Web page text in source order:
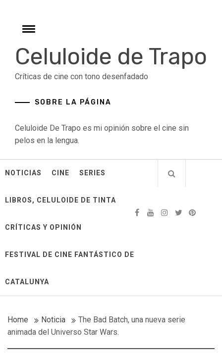
contentToggle
Celuloide de Trapo
Críticas de cine con tono desenfadado
SOBRE LA PÁGINA
Celuloide De Trapo es mi opinión sobre el cine sin
pelos en la lengua.
NOTICIAS CINE SERIES
LIBROS, CELULOIDE DE TINTA
CRÍTICAS Y OPINIÓN
FESTIVAL DE CINE FANTÁSTICO DE
CATALUNYA
Home Noticia
The Bad Batch, una nueva serie
animada del Universo Star Wars.